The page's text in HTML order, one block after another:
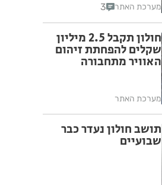
מערכת האתר 3
חולון תקבל 2.5 מיליון
שקלים להפחתת זיהום
האוויר מתחבורה
מערכת האתר
תושב חולון נעדר כבר
שבועיים